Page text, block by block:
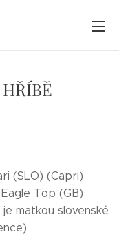
(SLO) (Capri)
Top (GB)
matkou slovenské